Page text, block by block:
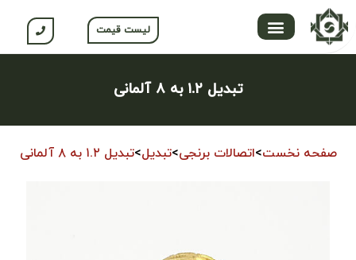
لیست قیمت
تبدیل ۱.۲ به ۸ آلمانی
صفحه نخست>اتصالات برنجی>تبدیل>تبدیل ۱.۲ به ۸ آلمانی